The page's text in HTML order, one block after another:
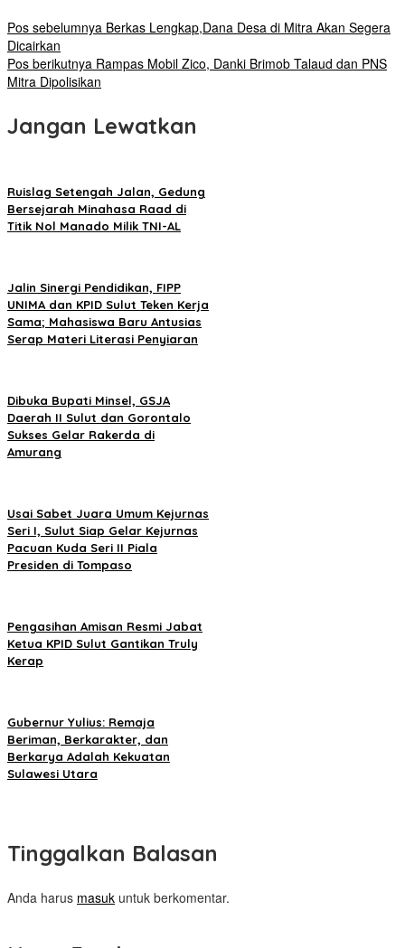
Pos sebelumnya Berkas Lengkap,Dana Desa di Mitra Akan Segera
Dicairkan
Pos berikutnya Rampas Mobil Zico, Danki Brimob Talaud dan PNS
Mitra Dipolisikan
Jangan Lewatkan
Ruislag Setengah Jalan, Gedung
Bersejarah Minahasa Raad di
Titik Nol Manado Milik TNI-AL
Jalin Sinergi Pendidikan, FIPP
UNIMA dan KPID Sulut Teken Kerja
Sama; Mahasiswa Baru Antusias
Serap Materi Literasi Penyiaran
Dibuka Bupati Minsel, GSJA
Daerah II Sulut dan Gorontalo
Sukses Gelar Rakerda di
Amurang
Usai Sabet Juara Umum Kejurnas
Seri I, Sulut Siap Gelar Kejurnas
Pacuan Kuda Seri II Piala
Presiden di Tompaso
Pengasihan Amisan Resmi Jabat
Ketua KPID Sulut Gantikan Truly
Kerap
Gubernur Yulius: Remaja
Beriman, Berkarakter, dan
Berkarya Adalah Kekuatan
Sulawesi Utara
Tinggalkan Balasan
Anda harus masuk untuk berkomentar.